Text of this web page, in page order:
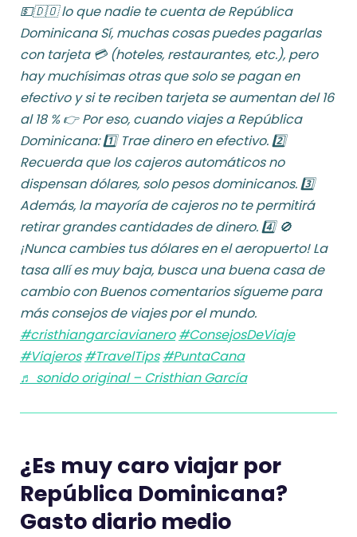
💵🇩🇴 lo que nadie te cuenta de República
Dominicana Sí, muchas cosas puedes pagarlas
con tarjeta 💳 (hoteles, restaurantes, etc.), pero
hay muchísimas otras que solo se pagan en
efectivo y si te reciben tarjeta se aumentan del 16
al 18 % 👉 Por eso, cuando viajes a República
Dominicana: 1️⃣ Trae dinero en efectivo. 2️⃣
Recuerda que los cajeros automáticos no
dispensan dólares, solo pesos dominicanos. 3️⃣
Además, la mayoría de cajeros no te permitirá
retirar grandes cantidades de dinero. 4️⃣ 🚫
¡Nunca cambies tus dólares en el aeropuerto! La
tasa allí es muy baja, busca una buena casa de
cambio con Buenos comentarios sígueme para
más consejos de viajes por el mundo.
#cristhiangarciavianero #ConsejosDeViaje
#Viajeros #TravelTips #PuntaCana
♬ sonido original – Cristhian García
¿Es muy caro viajar por
República Dominicana?
Gasto diario medio